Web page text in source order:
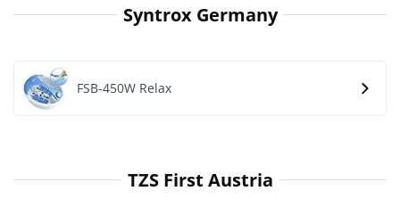
Syntrox Germany
FSB-450W Relax
TZS First Austria